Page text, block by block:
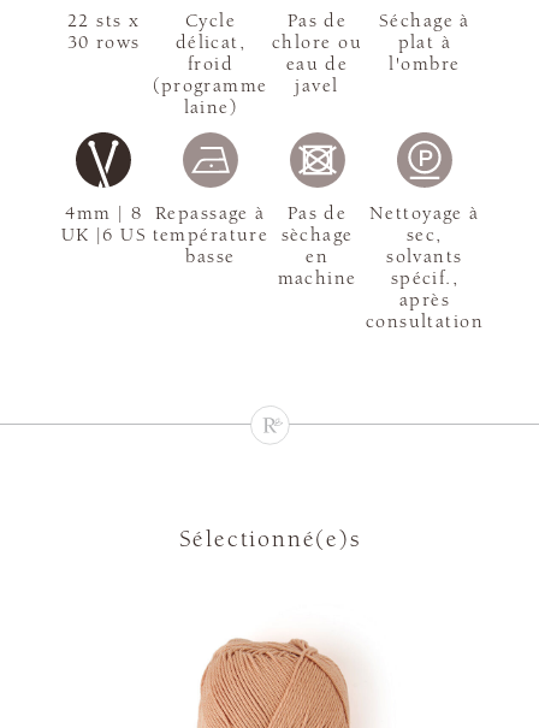
4mm | 8
UK |6 US
22 sts x
30 rows
Cycle
délicat,
froid
(programme
laine)
Pas de
chlore ou
eau de
javel
Séchage à
plat à
l'ombre
Repassage à
température
basse
Pas de
sèchage
en
machine
Nettoyage à
sec,
solvants
spécif.,
après
consultation
Sélectionné(e)s